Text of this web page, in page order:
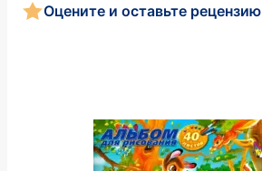
Оцените и оставьте рецензию